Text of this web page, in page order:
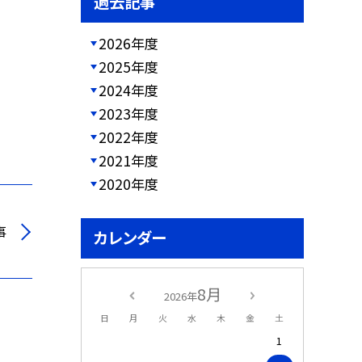
2026年度
2025年度
2024年度
2023年度
2022年度
2021年度
2020年度
カレンダー
2026年8月
日 月 火 水 木 金 土
1